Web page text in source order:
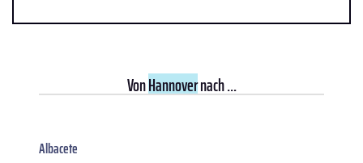
VonHannovernach ...
Albacete